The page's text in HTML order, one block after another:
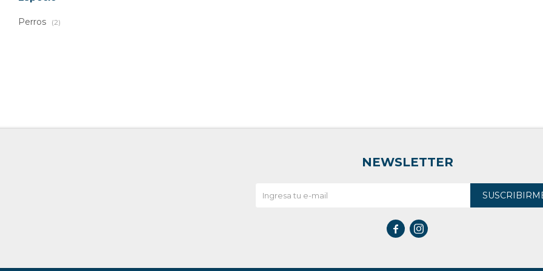
Perros (2)
NEWSLETTER
 